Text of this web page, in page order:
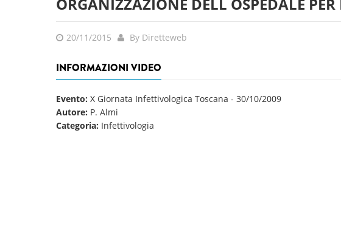
20/11/2015 By Diretteweb
INFORMAZIONI VIDEO
Evento: X Giornata Infettivologica Toscana - 30/10/2009
Autore: P. Almi
Categoria: Infettivologia